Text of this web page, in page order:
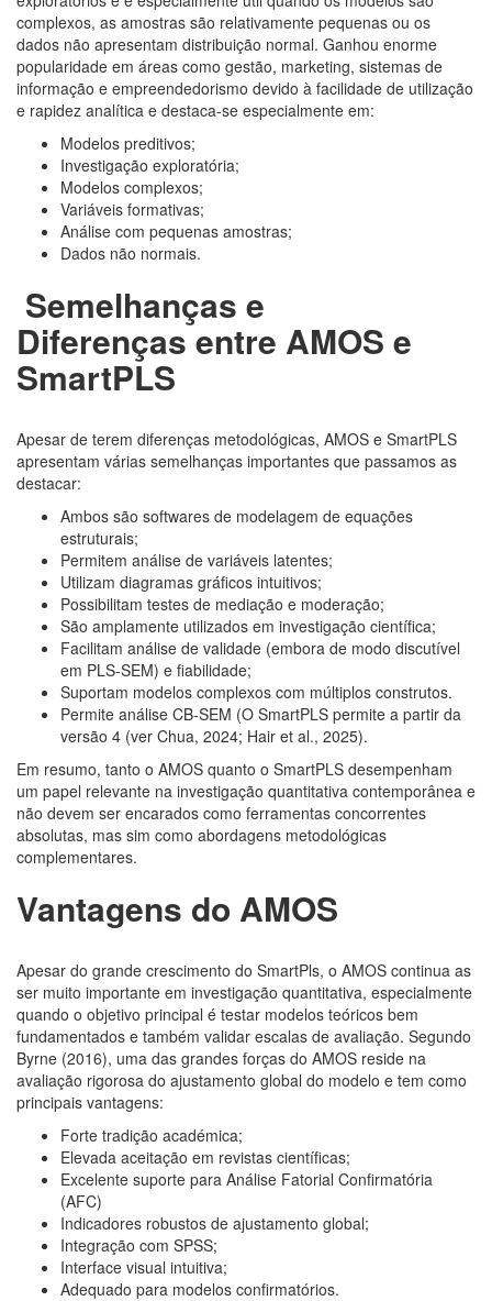
complexos, as amostras são relativamente pequenas ou os
dados não apresentam distribuição normal. Ganhou enorme
popularidade em áreas como gestão, marketing, sistemas de
informação e empreendedorismo devido à facilidade de utilização
e rapidez analítica e destaca-se especialmente em:
Modelos preditivos;
Investigação exploratória;
Modelos complexos;
Variáveis formativas;
Análise com pequenas amostras;
Dados não normais.
Semelhanças e
Diferenças entre AMOS e
SmartPLS
Apesar de terem diferenças metodológicas, AMOS e SmartPLS
apresentam várias semelhanças importantes que passamos as
destacar:
Ambos são softwares de modelagem de equações
estruturais;
Permitem análise de variáveis latentes;
Utilizam diagramas gráficos intuitivos;
Possibilitam testes de mediação e moderação;
São amplamente utilizados em investigação científica;
Facilitam análise de validade (embora de modo discutível
em PLS-SEM) e fiabilidade;
Suportam modelos complexos com múltiplos construtos.
Permite análise CB-SEM (O SmartPLS permite a partir da
versão 4 (ver Chua, 2024; Hair et al., 2025).
Em resumo, tanto o AMOS quanto o SmartPLS desempenham
um papel relevante na investigação quantitativa contemporânea e
não devem ser encarados como ferramentas concorrentes
absolutas, mas sim como abordagens metodológicas
complementares.
Vantagens do AMOS
Apesar do grande crescimento do SmartPls, o AMOS continua as
ser muito importante em investigação quantitativa, especialmente
quando o objetivo principal é testar modelos teóricos bem
fundamentados e também validar escalas de avaliação. Segundo
Byrne (2016), uma das grandes forças do AMOS reside na
avaliação rigorosa do ajustamento global do modelo e tem como
principais vantagens:
Forte tradição académica;
Elevada aceitação em revistas científicas;
Excelente suporte para Análise Fatorial Confirmatória
(AFC)
Indicadores robustos de ajustamento global;
Integração com SPSS;
Interface visual intuitiva;
Adequado para modelos confirmatórios.